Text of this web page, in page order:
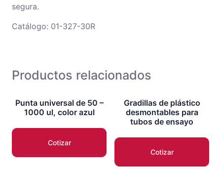
segura.
Catálogo: 01-327-30R
Productos relacionados
Punta universal de 50 –
1000 ul, color azul
Cotizar
Gradillas de plástico
desmontables para
tubos de ensayo
Cotizar